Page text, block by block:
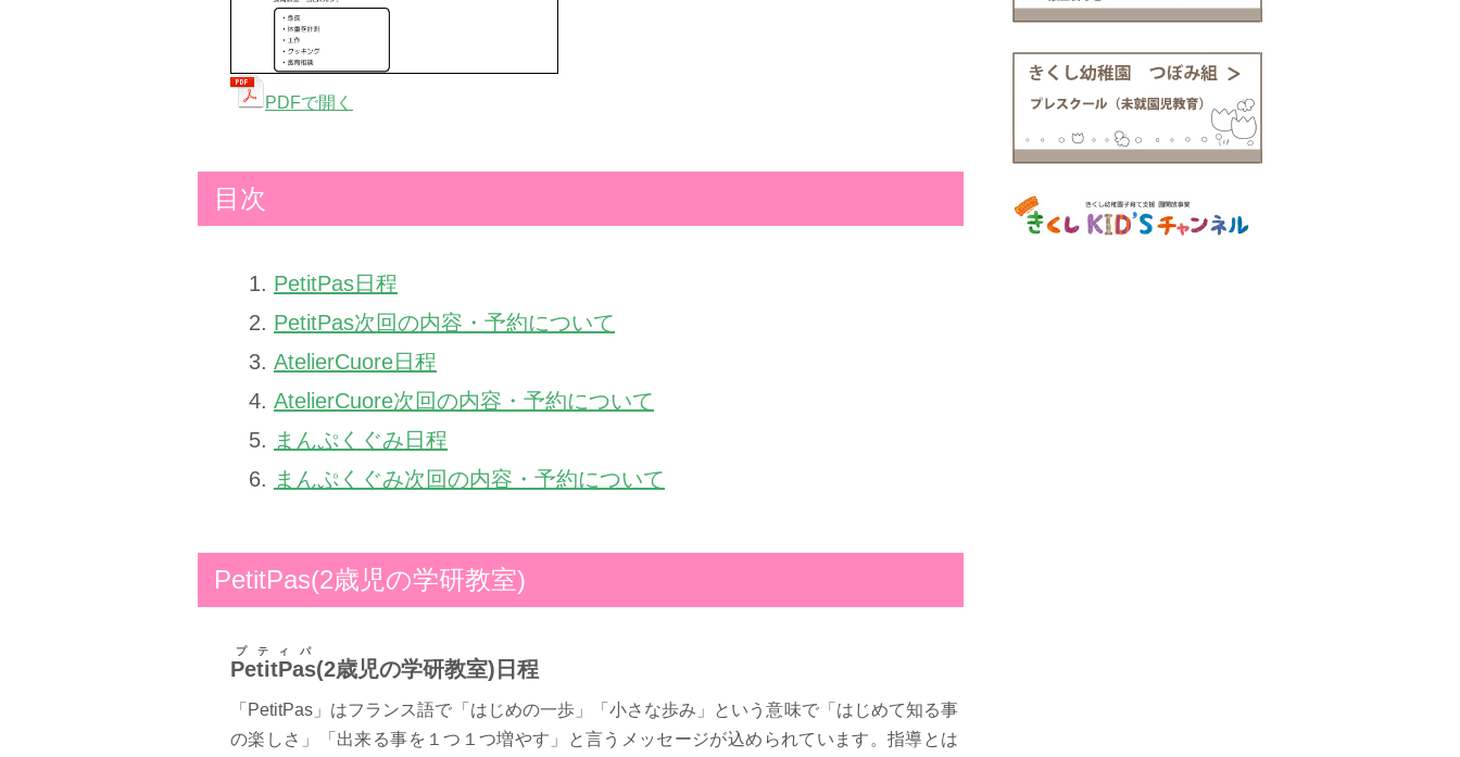
PDFで開く
目次
PetitPas日程
PetitPas次回の内容・予約について
AtelierCuore日程
AtelierCuore次回の内容・予約について
まんぷくぐみ日程
まんぷくぐみ次回の内容・予約について
PetitPas(2歳児の学研教室)
PetitPas
プティパ
(2歳児の学研教室)日程
「PetitPas」はフランス語で「はじめの一歩」「小さな歩み」という意味で「はじめて知る事
の楽しさ」「出来る事を１つ１つ増やす」と言うメッセージが込められています。指導とは